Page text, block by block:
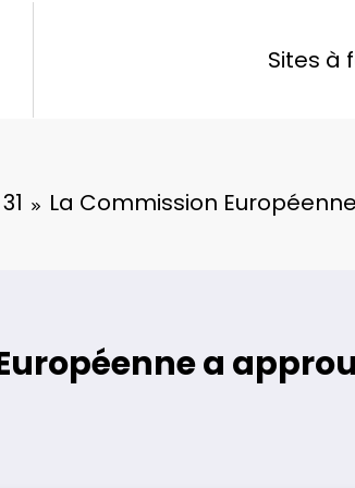
Sites à
31 La Commission Européenne
a